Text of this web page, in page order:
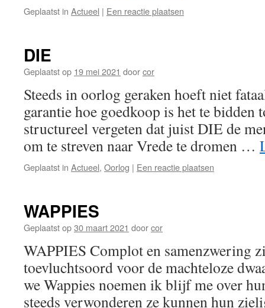
Geplaatst in Actueel | Een reactie plaatsen
DIE
Geplaatst op 19 mei 2021 doorcor
Steeds in oorlog geraken hoeft niet
garantie hoe goedkoop is het te
structureel vergeten dat juist DIE de
om te streven naar Vrede te dromen …
Geplaatst in Actueel, Oorlog | Een reactie plaatsen
WAPPIES
Geplaatst op30 maart 2021 doorcor
WAPPIES Complot en samenzwering
toevluchtsoord voor de machteloze
we Wappies noemen ik blijf me over
steeds verwonderen ze kunnen hun